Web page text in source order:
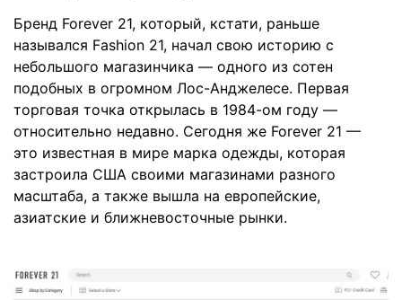
Бренд Forever 21, который, кстати, раньше
назывался Fashion 21, начал свою историю с
небольшого магазинчика — одного из сотен
подобных в огромном Лос-Анджелесе. Первая
торговая точка открылась в 1984-ом году —
относительно недавно. Сегодня же Forever 21 —
это известная в мире марка одежды, которая
застроила США своими магазинами разного
масштаба, а также вышла на европейские,
азиатские и ближневосточные рынки.